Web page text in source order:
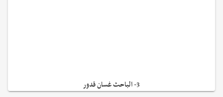
3- الباحث غسان قدور